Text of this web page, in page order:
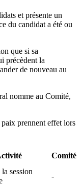
et présente un
du candidat a été ou
que si sa
précèdent la
de nouveau au
nomme au Comité,
prennent effet lors
Comité
session
-